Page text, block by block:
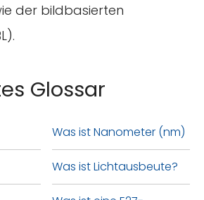
der bildbasierten
Glossar
Was ist Nanometer (nm)
Was ist Lichtausbeute?